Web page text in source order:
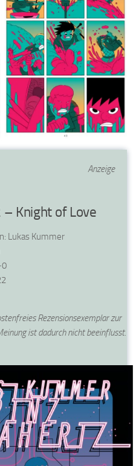
Anzeige
– Knight of Love
Lukas Kummer
0
Rezensionsexemplar zur
ist dadurch nicht beeinflusst.